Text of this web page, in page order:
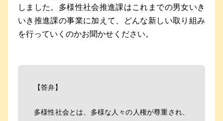
しました。多様性社会推進課はこれまでの男女いき
いき推進課の事業に加えて、どんな新しい取り組み
を行っていくのかお聞かせください。
【答弁】
多様性社会とは、多様な人々の人権が尊重され、